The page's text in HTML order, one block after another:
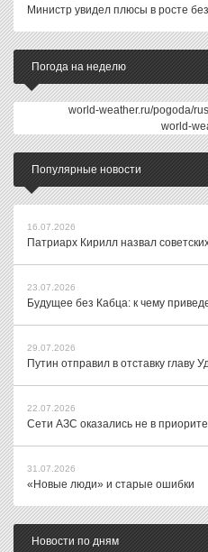
Министр увидел плюсы в росте
Погода на неделю
world-weather.ru/pogoda/
world-
Популярные новости
16.07.2026
Патриарх Кирилл назвал
23.07.2026
Будущее без Кабца: к чему
29.07.2026
Путин отправил в отставку главу
22.07.2026
Сети АЗС оказались не в
31.07.2026
«Новые люди» и старые ошибки
Новости по дням